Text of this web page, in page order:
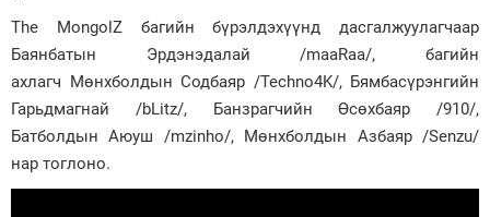
The MongolZ багийн бүрэлдэхүүнд дасгалжуулагчаар
Баянбатын Эрдэнэдалай /maaRaa/, багийн
ахлагч Мөнхболдын Содбаяр /Techno4K/, Бямбасүрэнгийн
Гарьдмагнай /bLitz/, Банзрагчийн Өсөхбаяр /910/,
Батболдын Аюуш /mzinho/, Мөнхболдын Азбаяр /Senzu/
нар тоглоно.